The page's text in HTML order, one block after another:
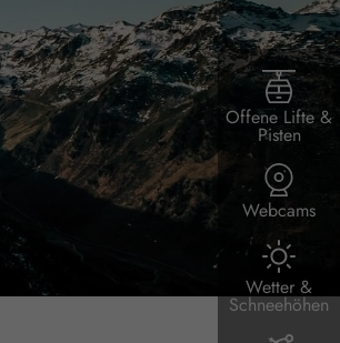
Offene Lifte &
Pisten
Webcams
Wetter &
Schneehöhen